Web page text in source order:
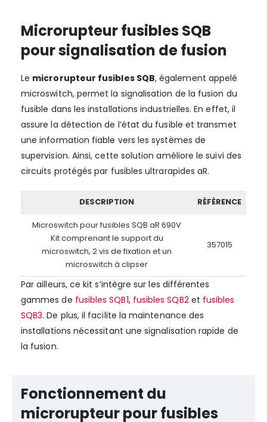
Microrupteur fusibles SQB
pour signalisation de fusion
Le microrupteur fusibles SQB, également appelé
microswitch, permet la signalisation de la fusion du
fusible dans les installations industrielles. En effet, il
assure la détection de l’état du fusible et transmet
une information fiable vers les systèmes de
supervision. Ainsi, cette solution améliore le suivi des
circuits protégés par fusibles ultrarapides aR.
DESCRIPTION RÉFÉRENCE
Microswitch pour fusibles SQB aR 690V
Kit comprenant le support du
microswitch, 2 vis de fixation et un
microswitch à clipser
357015
Par ailleurs, ce kit s’intègre sur les différentes
gammes de fusibles SQB1, fusibles SQB2et fusibles
SQB3. De plus, il facilite la maintenance des
installations nécessitant une signalisation rapide de
la fusion.
Fonctionnement du
microrupteur pour fusibles